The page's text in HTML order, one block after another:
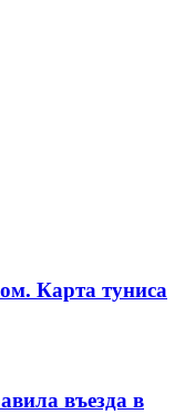
Карта туниса
въезда в